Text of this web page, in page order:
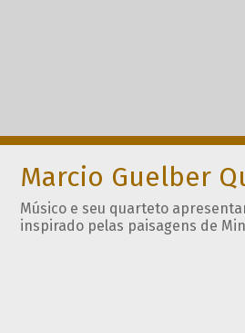
Marcio Guelber
Músico e seu quarteto
inspirado pelas paisagens de